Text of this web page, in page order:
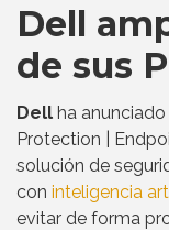
Dell
de sus
Dell ha
Protection |
solución de
con inteligencia
evitar de forma